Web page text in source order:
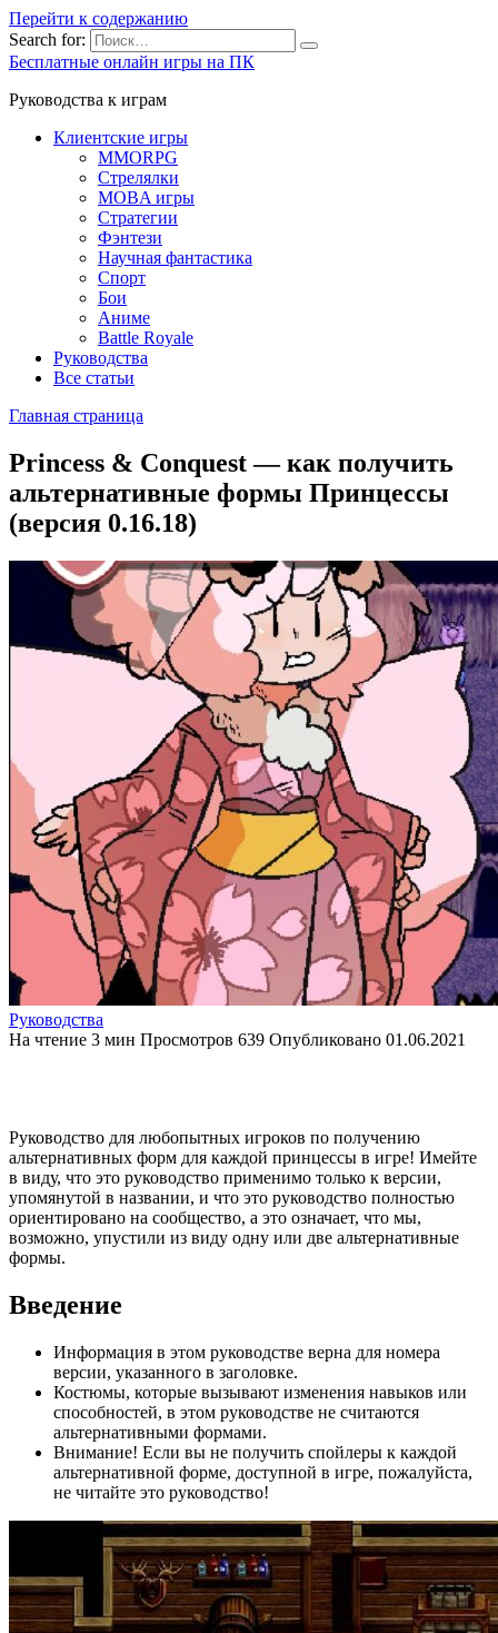
Перейти к содержанию
Search for:
Бесплатные онлайн игры на ПК
Руководства к играм
Клиентские игры
MMORPG
Стрелялки
MOBA игры
Стратегии
Фэнтези
Научная фантастика
Спорт
Бои
Аниме
Battle Royale
Руководства
Все статьи
Главная страница
Princess & Conquest — как получить
альтернативные формы Принцессы
(версия 0.16.18)
Руководства
На чтение 3 мин Просмотров 639 Опубликовано 01.06.2021
Руководство для любопытных игроков по получению
альтернативных форм для каждой принцессы в игре! Имейте
в виду, что это руководство применимо только к версии,
упомянутой в названии, и что это руководство полностью
ориентировано на сообщество, а это означает, что мы,
возможно, упустили из виду одну или две альтернативные
формы.
Введение
Информация в этом руководстве верна для номера
версии, указанного в заголовке.
Костюмы, которые вызывают изменения навыков или
способностей, в этом руководстве не считаются
альтернативными формами.
Внимание! Если вы не получить спойлеры к каждой
альтернативной форме, доступной в игре, пожалуйста,
не читайте это руководство!